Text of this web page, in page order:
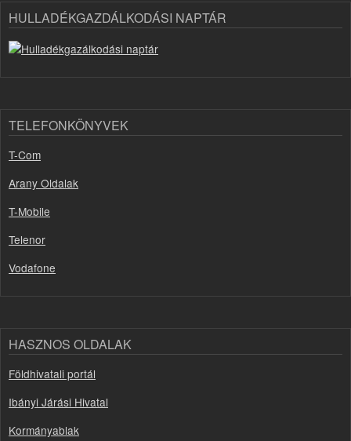
HULLADÉKGAZDÁLKODÁSI NAPTÁR
TELEFONKÖNYVEK
T-Com
Arany Oldalak
T-Mobile
Telenor
Vodafone
HASZNOS OLDALAK
Földhivatali portál
Ibányi Járási Hivatal
Kormányablak